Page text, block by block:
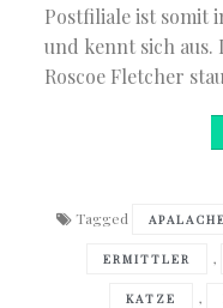
Postfiliale ist somit
und kennt sich
Roscoe Fletcher
Tagged
ERMITTLER ,
KATZE ,